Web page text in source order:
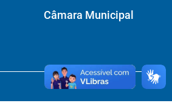
Câmara Municipal